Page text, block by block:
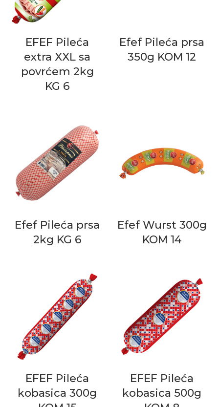
EFEF Pileća
extra XXL sa
povrćem 2kg
KG 6
Efef Pileća prsa
350g KOM 12
Efef Pileća prsa
2kg KG 6
Efef Wurst 300g
KOM 14
EFEF Pileća
kobasica 300g
EFEF Pileća
kobasica 500g